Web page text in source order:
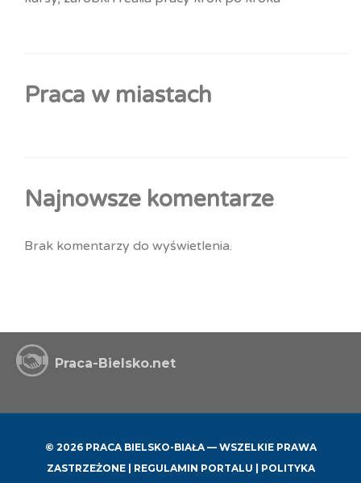
Praca w miastach
Najnowsze komentarze
Brak komentarzy do wyświetlenia.
Praca-Bielsko.net
© 2026 PRACA BIELSKO-BIAŁA — WSZELKIE PRAWA
ZASTRZEŻONE | REGULAMIN PORTALU POLITYKA